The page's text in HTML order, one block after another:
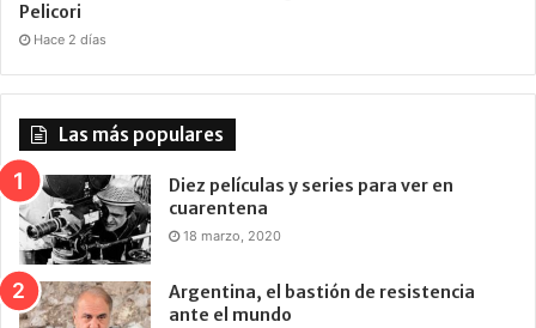
Pelicori
Hace 2 días
Las más populares
Diez películas y series para ver en
cuarentena
18 marzo, 2020
Argentina, el bastión de resistencia
ante el mundo